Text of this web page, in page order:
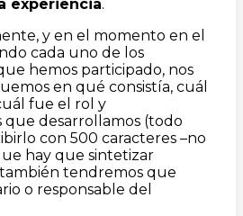
experiencia.
y en el momento en el
cada uno de los
hemos participado, nos
en qué consistía, cuál
fue el rol y
que desarrollamos (todo
con 500 caracteres –no
hay que sintetizar
tendremos que
o responsable del